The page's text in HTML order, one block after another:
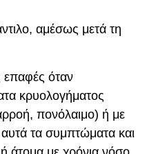
αμέσως μετά τη
επαφές όταν
κρυολογήματος
πονόλαιμο) ή με
τα συμπτώματα και